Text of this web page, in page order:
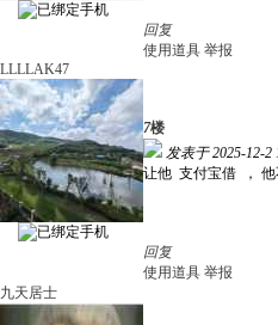
回复
使用道具 举报
LLLLAK47
7楼
发表于 2025-12-2
让他 支付宝借 ， 他
回复
使用道具 举报
九天居士